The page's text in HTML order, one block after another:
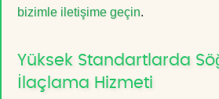
bizimle iletişime geçin.
Yüksek Standartlarda
İlaçlama Hizmeti